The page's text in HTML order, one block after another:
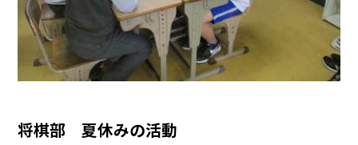
将棋部 夏休みの活動